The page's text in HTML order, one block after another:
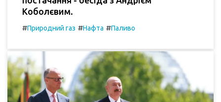
Коболєвим.
#Природний газ #Нафта #Паливо